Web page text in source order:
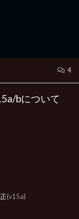
4
bについて
(v15a)